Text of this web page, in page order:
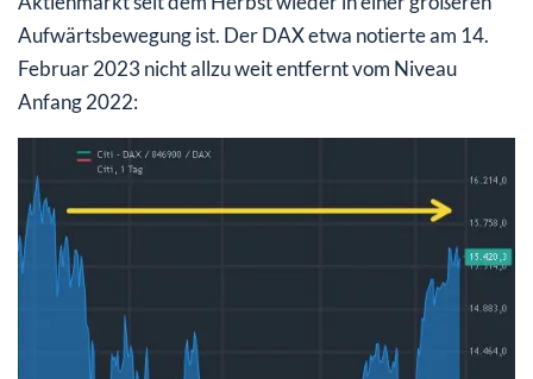
Aufwärtsbewegung ist. Der DAX etwa notierte am 14.
Februar 2023 nicht allzu weit entfernt vom Niveau
Anfang 2022: